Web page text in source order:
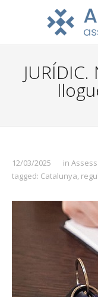
12/03/2025 in
tagged: Catalunya,